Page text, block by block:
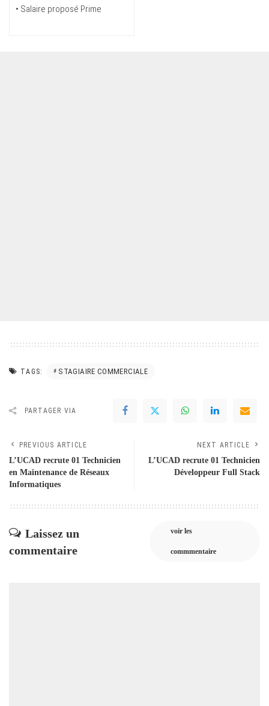
• Salaire proposé Prime
TAGS: STAGIAIRE COMMERCIALE
PARTAGER VIA
PREVIOUS ARTICLE
L’UCAD recrute 01 Technicien
en Maintenance de Réseaux
Informatiques
NEXT ARTICLE
L’UCAD recrute 01 Technicien
Développeur Full Stack
Laissez un
commentaire
voir les
commmentaire